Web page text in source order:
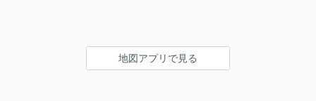
地図アプリで見る